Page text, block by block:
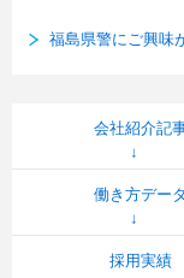
福島県警にご興味
会社紹介記
働き方データ
採用実績